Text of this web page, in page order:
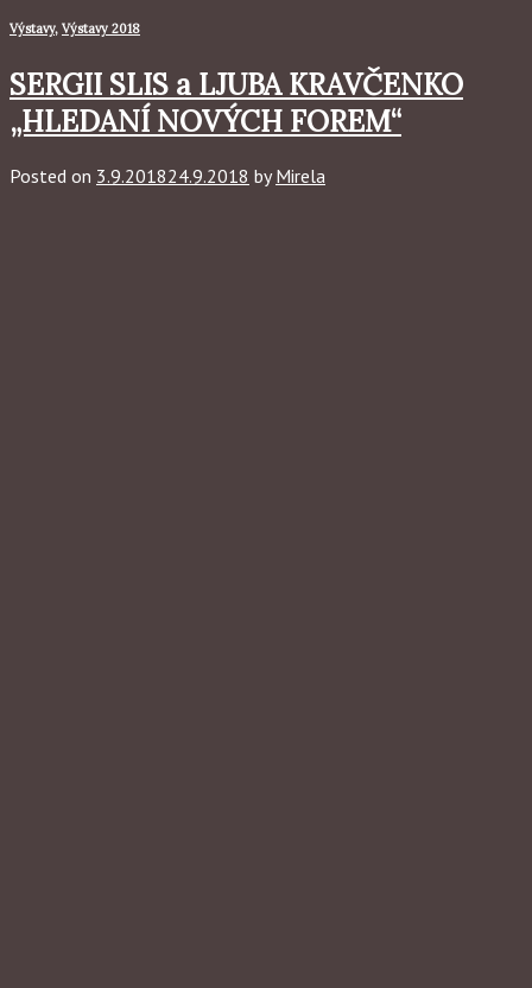
Výstavy, Výstavy 2018
SERGII SLIS a LJUBA KRAVČENKO
„HLEDANÍ NOVÝCH FOREM“
Posted on 3.9.201824.9.2018 byMirela